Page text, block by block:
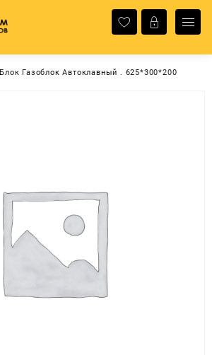
Блок Газоблок Автоклавный . 625*300*200